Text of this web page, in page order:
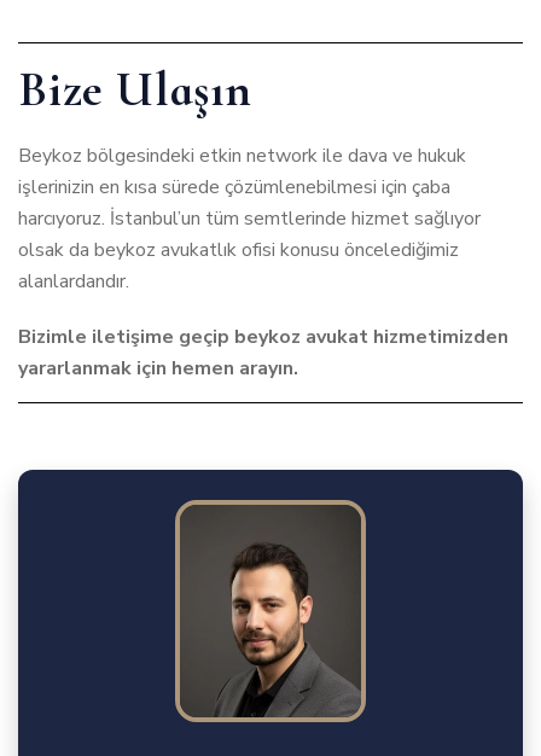
Bize Ulaşın
Beykoz bölgesindeki etkin network ile dava ve hukuk
işlerinizin en kısa sürede çözümlenebilmesi için çaba
harcıyoruz. İstanbul’un tüm semtlerinde hizmet sağlıyor
olsak da beykoz avukatlık ofisi konusu öncelediğimiz
alanlardandır.
Bizimle iletişime geçip beykoz avukat hizmetimizden
yararlanmak için hemen arayın.